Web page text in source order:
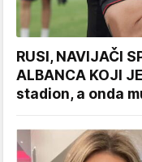
RUSI, NAVIJAČI
ALBANCA KOJI
stadion, a onda